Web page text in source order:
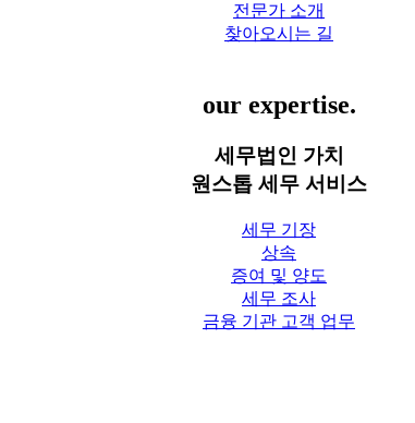
전문가 소개
찾아오시는 길
our expertise.
세무법인 가치
원스톱 세무 서비스
세무 기장
상속
증여 및 양도
세무 조사
금융 기관 고객 업무